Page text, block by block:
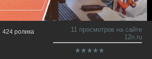
424 ролика
11 просмотров на сайте
12n.ru